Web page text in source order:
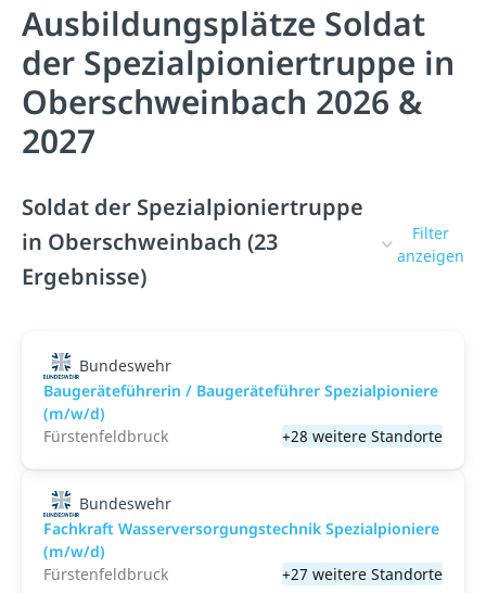
Ausbildungsplätze Soldat
der Spezialpioniertruppe in
Oberschweinbach 2026 &
2027
Soldat der Spezialpioniertruppe
in Oberschweinbach (23
Ergebnisse)
Filter
anzeigen
Bundeswehr
Baugeräteführerin / Baugeräteführer Spezialpioniere
(m/w/d)
Fürstenfeldbruck
+28 weitere Standorte
Bundeswehr
Fachkraft Wasserversorgungstechnik Spezialpioniere
(m/w/d)
Fürstenfeldbruck
+27 weitere Standorte